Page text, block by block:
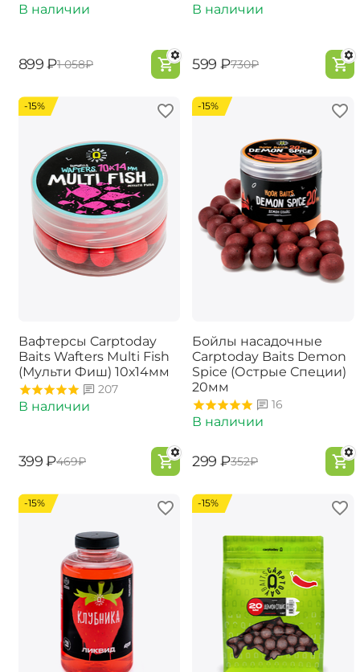
В наличии
‍899‍ ₽‍1 058‍₽
В наличии
‍599‍ ₽‍730‍₽
-15%
Вафтерсы Carptoday
Baits Wafters Multi Fish
(Мульти Фиш) 10х14мм
207
В наличии
‍399‍ ₽‍469‍₽
-15%
Бойлы насадочные
Carptoday Baits Demon
Spice (Острые Специи)
20мм
16
В наличии
‍299‍ ₽‍352‍₽
-15% -15%